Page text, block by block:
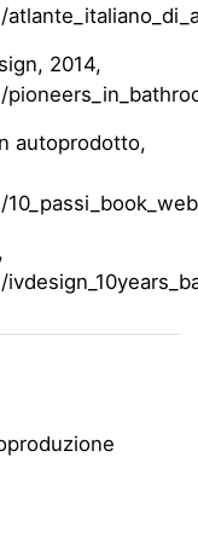
2014,
autoprodotto,